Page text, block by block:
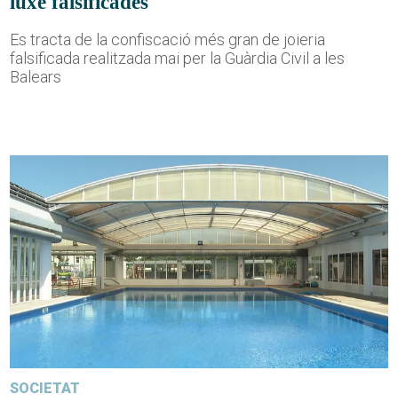
Es tracta de la confiscació més gran de joieria
falsificada realitzada mai per la Guàrdia Civil a les
Balears
SOCIETAT